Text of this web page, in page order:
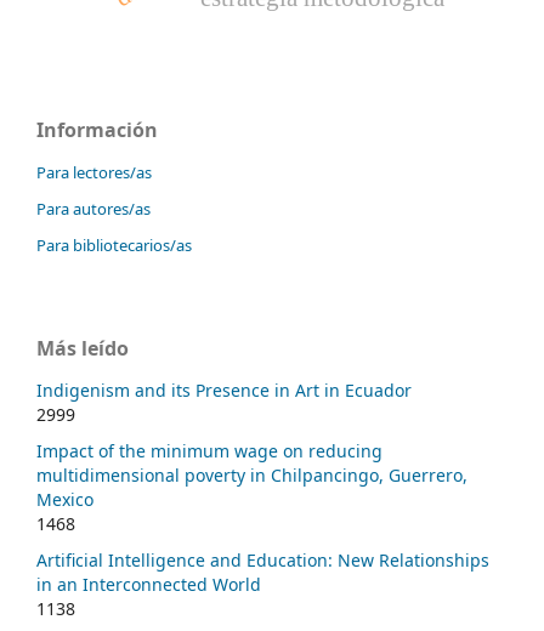
Información
Para lectores/as
Para autores/as
Para bibliotecarios/as
Más leído
Indigenism and its Presence in Art in Ecuador
2999
Impact of the minimum wage on reducing
multidimensional poverty in Chilpancingo, Guerrero,
Mexico
1468
Artificial Intelligence and Education: New Relationships
in an Interconnected World
1138